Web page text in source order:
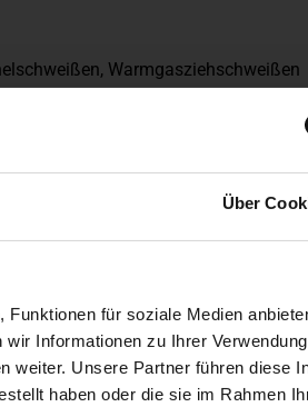
Über
für soziale Medien
Informationen zu Ihrer
weiter. Unsere Partner führen diese
haben oder die sie im Rahmen
Warmgasziehschweißen